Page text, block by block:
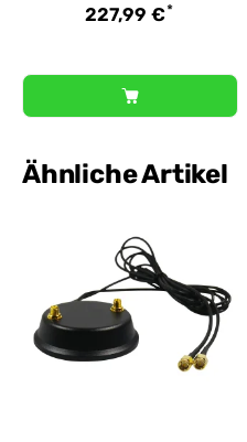
227,99 €*
Ähnliche Artikel